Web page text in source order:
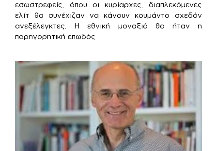
εσωστρεφείς, όπου οι κυρίαρχες, διαπλεκόμενες
ελίτ θα συνέχιζαν να κάνουν κουμάντο σχεδόν
ανεξέλεγκτες. Η εθνική μοναξιά θα ήταν η
παρηγορητική επωδός